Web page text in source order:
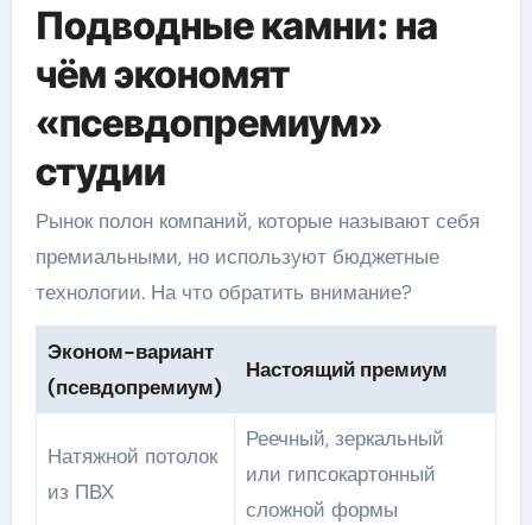
Подводные камни: на
чём экономят
«псевдопремиум»
студии
Рынок полон компаний, которые называют себя
премиальными, но используют бюджетные
технологии. На что обратить внимание?
Эконом-вариант
(псевдопремиум)
Настоящий премиум
Натяжной потолок
из ПВХ
Реечный, зеркальный
или гипсокартонный
сложной формы